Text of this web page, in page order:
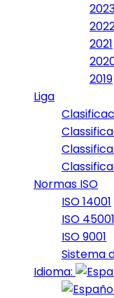
2021
2019
Liga
Normas ISO
ISO 14001
ISO 45001
ISO 9001
Sistema
Idioma: